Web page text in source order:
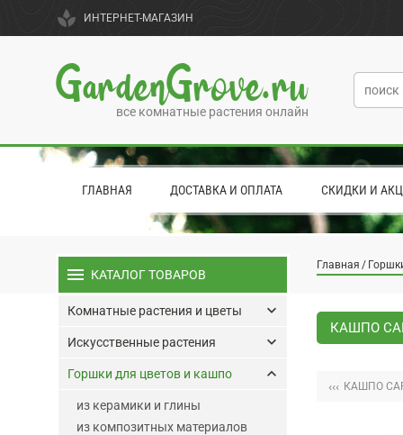
spa ИНТЕРНЕТ-МАГАЗИН
GardenGrove.ru
все комнатные растения онлайн
ГЛАВНАЯ ДОСТАВКА И ОПЛАТА СКИДКИ И
Главная
КАШПО
‹‹‹ КАШПО
menu КАТАЛОГ ТОВАРОВ
Комнатные растения и цветы keyboard_arrow_down
Искусственные растения keyboard_arrow_down
Горшки для цветов и кашпо keyboard_arrow_up
из керамики и глины
из композитных материалов